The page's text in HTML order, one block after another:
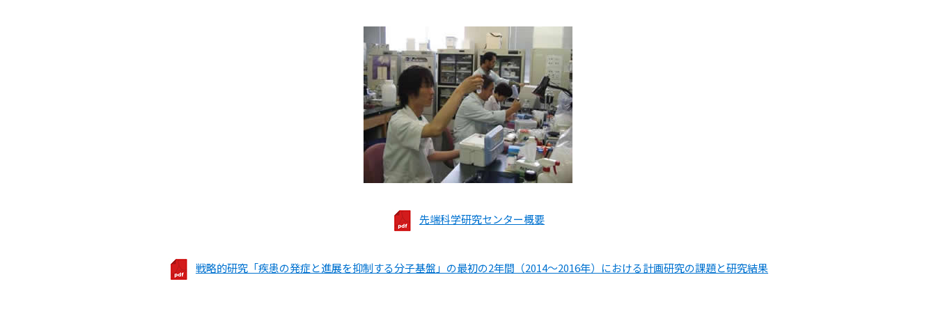
先端科学研究センター概要
戦略的研究「疾患の発症と進展を抑制する分子基盤」の最初の2年間（2014～2016年）における計画研究の課題と研究結果